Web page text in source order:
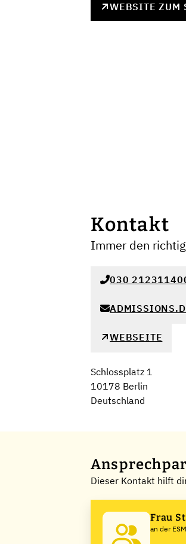
WEBSITE ZUM
Kontakt
Immer den
030
WEBSEITE
Schlossplatz 1
10178 Berlin
Deutschland
Dieser Kontakt hilft
an der